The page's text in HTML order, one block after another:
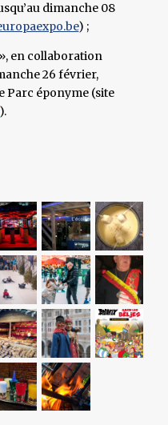
dimanche 08
) ;
en collaboration
26 février,
Parc éponyme (site
).